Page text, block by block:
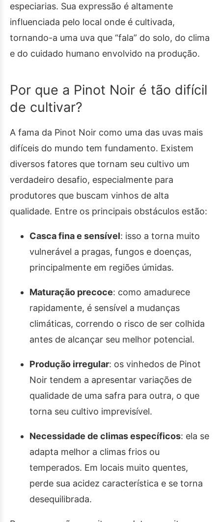
especiarias. Sua expressão é altamente
influenciada pelo local onde é cultivada,
tornando-a uma uva que “fala” do solo, do clima
e do cuidado humano envolvido na produção.
Por que a Pinot Noir é tão difícil
de cultivar?
A fama da Pinot Noir como uma das uvas mais
difíceis do mundo tem fundamento. Existem
diversos fatores que tornam seu cultivo um
verdadeiro desafio, especialmente para
produtores que buscam vinhos de alta
qualidade. Entre os principais obstáculos estão:
Casca fina e sensível: isso a torna muito
vulnerável a pragas, fungos e doenças,
principalmente em regiões úmidas.
Maturação precoce: como amadurece
rapidamente, é sensível a mudanças
climáticas, correndo o risco de ser colhida
antes de alcançar seu melhor potencial.
Produção irregular: os vinhedos de Pinot
Noir tendem a apresentar variações de
qualidade de uma safra para outra, o que
torna seu cultivo imprevisível.
Necessidade de climas específicos: ela se
adapta melhor a climas frios ou
temperados. Em locais muito quentes,
perde sua acidez característica e se torna
desequilibrada.